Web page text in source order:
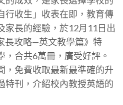
行收生」收表在即，教育傳
家長的經驗，於12月11日出
長攻略—英文教學篇》特
合共6萬冊，廣受好評。
，免費收取最新最準確的升
特刊，介紹校內教授英語的